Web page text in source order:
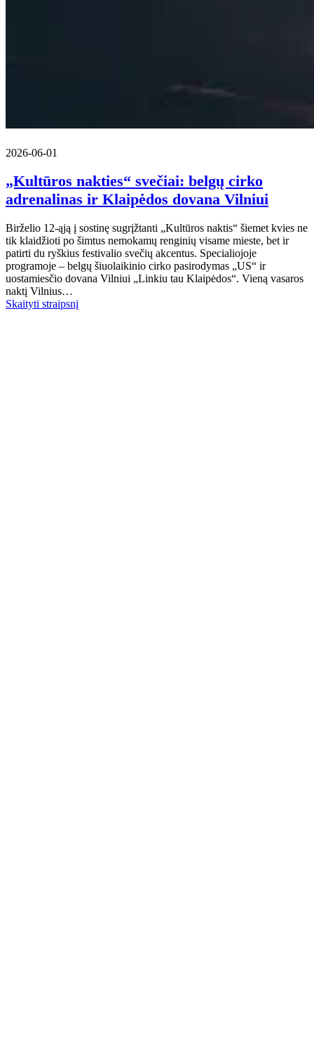
2026-06-01
„Kultūros nakties“ svečiai: belgų cirko
adrenalinas ir Klaipėdos dovana Vilniui
Birželio 12-ąją į sostinę sugrįžtanti „Kultūros naktis“ šiemet kvies ne
tik klaidžioti po šimtus nemokamų renginių visame mieste, bet ir
patirti du ryškius festivalio svečių akcentus. Specialiojoje
programoje – belgų šiuolaikinio cirko pasirodymas „US“ ir
uostamiesčio dovana Vilniui „Linkiu tau Klaipėdos“. Vieną vasaros
naktį Vilnius…
Skaityti straipsnį